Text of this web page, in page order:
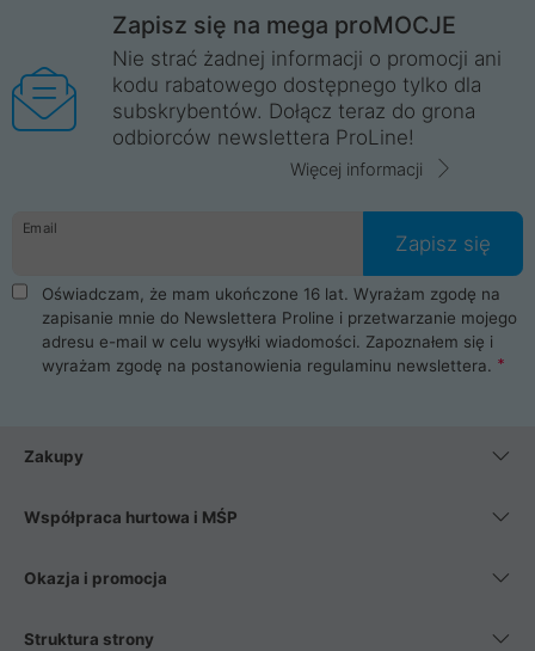
Zapisz się na mega proMOCJE
Nie strać żadnej informacji o promocji ani
kodu rabatowego dostępnego tylko dla
subskrybentów. Dołącz teraz do grona
odbiorców newslettera ProLine!
Więcej informacji
Email
Zapisz się
Oświadczam, że mam ukończone 16 lat. Wyrażam zgodę na
zapisanie mnie do Newslettera Proline i przetwarzanie mojego
adresu e-mail w celu wysyłki wiadomości. Zapoznałem się i
wyrażam zgodę na postanowienia regulaminu newslettera.
Zakupy
Współpraca hurtowa i MŚP
Okazja i promocja
Struktura strony